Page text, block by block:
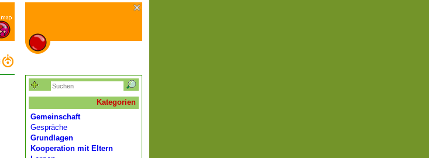
Kategorien
Gemeinschaft
Gespräche
Grundlagen
Kooperation mit Eltern